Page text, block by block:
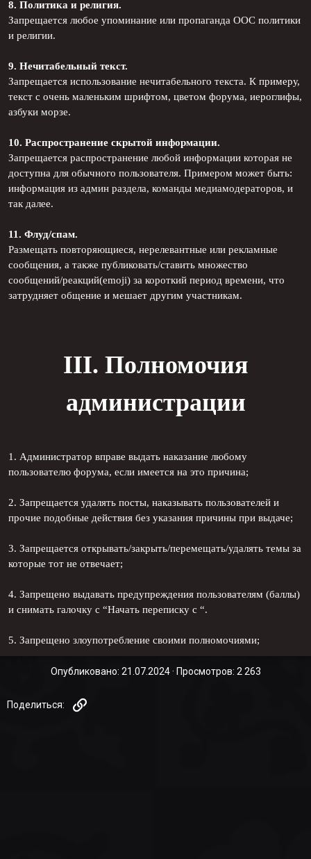
8. Политика и религия.
Запрещается любое упоминание или пропаганда ООС политики
и религии.
9. Нечитабельный текст.
Запрещается использование нечитабельного текста. К примеру,
текст с очень маленьким шрифтом, цветом форума, иероглифы,
азбуки морзе.
10. Распространение скрытой информации.
Запрещается распространение любой информации которая не
доступна для обычного пользователя. Примером может быть:
информация из админ раздела, команды медиамодераторов, и
так далее.
11. Флуд/спам.
Размещать повторяющиеся, нерелевантные или рекламные
сообщения, а также публиковать/ставить множество
сообщений/реакций(emoji) за короткий период времени, что
затрудняет общение и мешает другим участникам.
III. Полномочия
администрации
1. Администратор вправе выдать наказание любому
пользователю форума, если имеется на это причина;
2. Запрещается удалять посты, наказывать пользователей и
прочие подобные действия без указания причины при выдаче;
3. Запрещается открывать/закрыть/перемещать/удалять темы за
которые тот не отвечает;
4. Запрещено выдавать предупреждения пользователям (баллы)
и снимать галочку с “Начать переписку с “.
5. Запрещено злоупотребление своими полномочиями;
Опубликовано 21.07.2024 Просмотров 2 263
Поделиться: